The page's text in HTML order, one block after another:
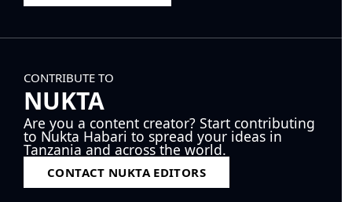
CONTRIBUTE TO
NUKTA
Are you a content creator? Start contributing
to Nukta Habari to spread your ideas in
Tanzania and across the world.
CONTACT NUKTA EDITORS